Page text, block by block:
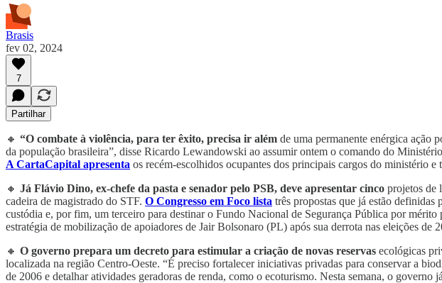
Brasis
fev 02, 2024
7
Partilhar
🔸 “O combate à violência, para ter êxito, precisa ir além de uma permanente enérgica ação
da população brasileira”, disse Ricardo Lewandowski ao assumir ontem o comando do
A CartaCapital apresenta os recém-escolhidos ocupantes dos principais cargos do ministério
🔸 Já Flávio Dino, ex-chefe da pasta e senador pelo PSB, deve apresentar cinco projetos de
cadeira de magistrado do STF. O Congresso em Foco lista três propostas que já estão
custódia e, por fim, um terceiro para destinar o Fundo Nacional de Segurança Pública por
estratégia de mobilização de apoiadores de Jair Bolsonaro (PL) após sua derrota nas eleições de
🔸 O governo prepara um decreto para estimular a criação de novas reservas ecológicas
localizada na região Centro-Oeste. “É preciso fortalecer iniciativas privadas para conservar a
de 2006 e detalhar atividades geradoras de renda, como o ecoturismo. Nesta semana, o governo